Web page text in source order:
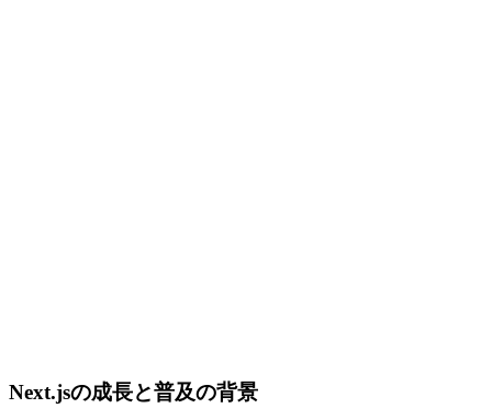
Next.jsの成長と普及の背景